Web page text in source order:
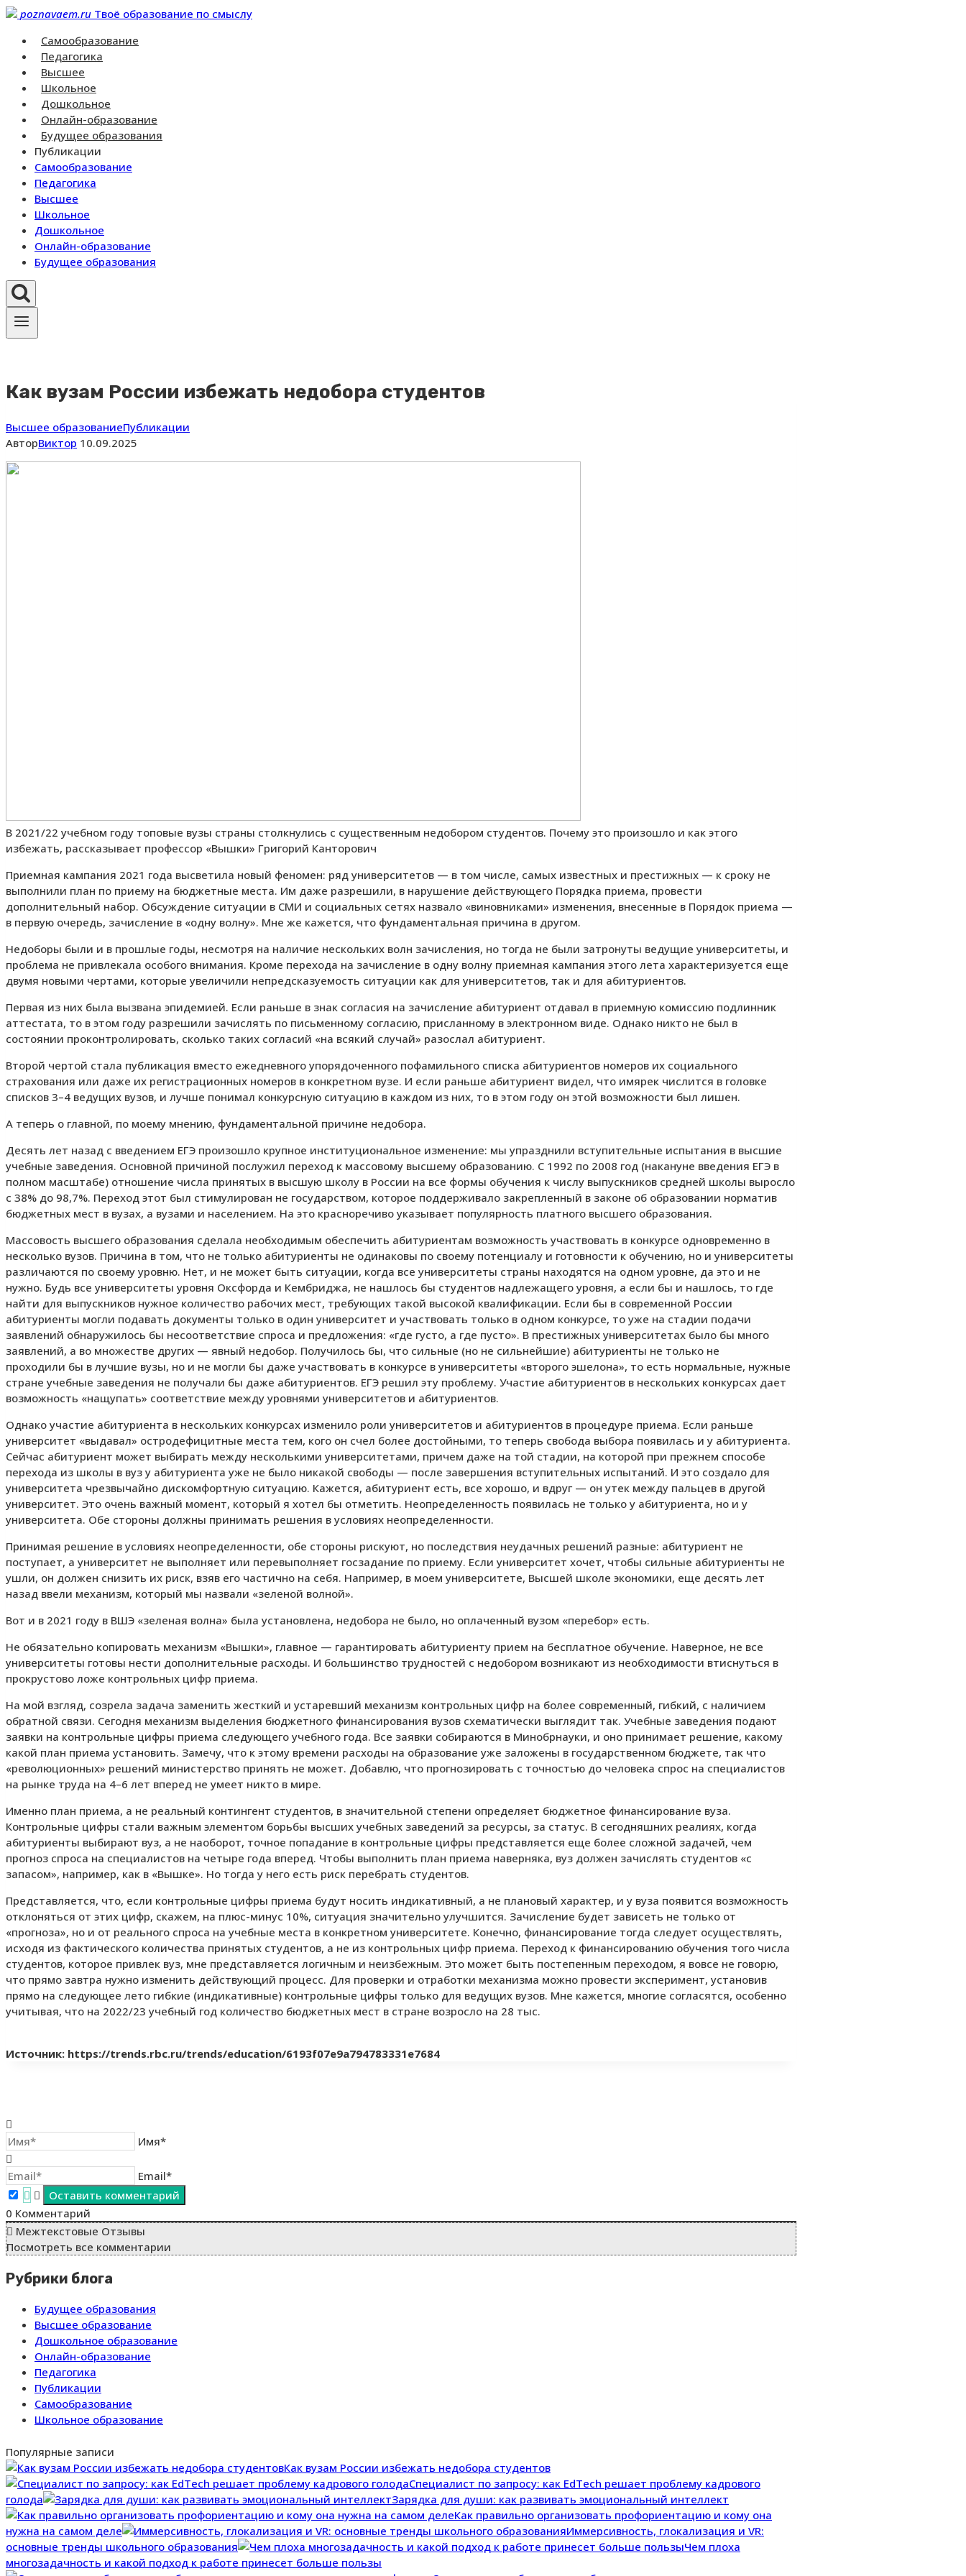
Перейти
контенту
poznavaem.ru Твоё образование по смыслу
Самообразование
Педагогика
Высшее
Школьное
Дошкольное
Онлайн-образование
Будущее образования
Публикации
Самообразование
Педагогика
Высшее
Школьное
Дошкольное
Онлайн-образование
Будущее образования
Как вузам России избежать недобора студентов
Высшее образованиеПубликации
АвторВиктор 10.09.2025
В 2021/22 учебном году топовые вузы страны столкнулись с существенным недобором студентов. Почему это произошло и как этого
избежать, рассказывает профессор «Вышки» Григорий Канторович
Приемная кампания 2021 года высветила новый феномен: ряд университетов — в том числе, самых известных и престижных — к сроку не
выполнили план по приему на бюджетные места. Им даже разрешили, в нарушение действующего Порядка приема, провести
дополнительный набор. Обсуждение ситуации в СМИ и социальных сетях назвало «виновниками» изменения, внесенные в Порядок приема —
в первую очередь, зачисление в «одну волну». Мне же кажется, что фундаментальная причина в другом.
Недоборы были и в прошлые годы, несмотря на наличие нескольких волн зачисления, но тогда не были затронуты ведущие университеты, и
проблема не привлекала особого внимания. Кроме перехода на зачисление в одну волну приемная кампания этого лета характеризуется еще
двумя новыми чертами, которые увеличили непредсказуемость ситуации как для университетов, так и для абитуриентов.
Первая из них была вызвана эпидемией. Если раньше в знак согласия на зачисление абитуриент отдавал в приемную комиссию подлинник
аттестата, то в этом году разрешили зачислять по письменному согласию, присланному в электронном виде. Однако никто не был в
состоянии проконтролировать, сколько таких согласий «на всякий случай» разослал абитуриент.
Второй чертой стала публикация вместо ежедневного упорядоченного пофамильного списка абитуриентов номеров их социального
страхования или даже их регистрационных номеров в конкретном вузе. И если раньше абитуриент видел, что имярек числится в головке
списков 3–4 ведущих вузов, и лучше понимал конкурсную ситуацию в каждом из них, то в этом году он этой возможности был лишен.
А теперь о главной, по моему мнению, фундаментальной причине недобора.
Десять лет назад с введением ЕГЭ произошло крупное институциональное изменение: мы упразднили вступительные испытания в высшие
учебные заведения. Основной причиной послужил переход к массовому высшему образованию. С 1992 по 2008 год (накануне введения ЕГЭ в
полном масштабе) отношение числа принятых в высшую школу в России на все формы обучения к числу выпускников средней школы выросло
с 38% до 98,7%. Переход этот был стимулирован не государством, которое поддерживало закрепленный в законе об образовании норматив
бюджетных мест в вузах, а вузами и населением. На это красноречиво указывает популярность платного высшего образования.
Массовость высшего образования сделала необходимым обеспечить абитуриентам возможность участвовать в конкурсе одновременно в
несколько вузов. Причина в том, что не только абитуриенты не одинаковы по своему потенциалу и готовности к обучению, но и университеты
различаются по своему уровню. Нет, и не может быть ситуации, когда все университеты страны находятся на одном уровне, да это и не
нужно. Будь все университеты уровня Оксфорда и Кембриджа, не нашлось бы студентов надлежащего уровня, а если бы и нашлось, то где
найти для выпускников нужное количество рабочих мест, требующих такой высокой квалификации. Если бы в современной России
абитуриенты могли подавать документы только в один университет и участвовать только в одном конкурсе, то уже на стадии подачи
заявлений обнаружилось бы несоответствие спроса и предложения: «где густо, а где пусто». В престижных университетах было бы много
заявлений, а во множестве других — явный недобор. Получилось бы, что сильные (но не сильнейшие) абитуриенты не только не
проходили бы в лучшие вузы, но и не могли бы даже участвовать в конкурсе в университеты «второго эшелона», то есть нормальные, нужные
стране учебные заведения не получали бы даже абитуриентов. ЕГЭ решил эту проблему. Участие абитуриентов в нескольких конкурсах дает
возможность «нащупать» соответствие между уровнями университетов и абитуриентов.
Однако участие абитуриента в нескольких конкурсах изменило роли университетов и абитуриентов в процедуре приема. Если раньше
университет «выдавал» остродефицитные места тем, кого он счел более достойными, то теперь свобода выбора появилась и у абитуриента.
Сейчас абитуриент может выбирать между несколькими университетами, причем даже на той стадии, на которой при прежнем способе
перехода из школы в вуз у абитуриента уже не было никакой свободы — после завершения вступительных испытаний. И это создало для
университета чрезвычайно дискомфортную ситуацию. Кажется, абитуриент есть, все хорошо, и вдруг — он утек между пальцев в другой
университет. Это очень важный момент, который я хотел бы отметить. Неопределенность появилась не только у абитуриента, но и у
университета. Обе стороны должны принимать решения в условиях неопределенности.
Принимая решение в условиях неопределенности, обе стороны рискуют, но последствия неудачных решений разные: абитуриент не
поступает, а университет не выполняет или перевыполняет госзадание по приему. Если университет хочет, чтобы сильные абитуриенты не
ушли, он должен снизить их риск, взяв его частично на себя. Например, в моем университете, Высшей школе экономики, еще десять лет
назад ввели механизм, который мы назвали «зеленой волной».
Вот и в 2021 году в ВШЭ «зеленая волна» была установлена, недобора не было, но оплаченный вузом «перебор» есть.
Не обязательно копировать механизм «Вышки», главное — гарантировать абитуриенту прием на бесплатное обучение. Наверное, не все
университеты готовы нести дополнительные расходы. И большинство трудностей с недобором возникают из необходимости втиснуться в
прокрустово ложе контрольных цифр приема.
На мой взгляд, созрела задача заменить жесткий и устаревший механизм контрольных цифр на более современный, гибкий, с наличием
обратной связи. Сегодня механизм выделения бюджетного финансирования вузов схематически выглядит так. Учебные заведения подают
заявки на контрольные цифры приема следующего учебного года. Все заявки собираются в Минобрнауки, и оно принимает решение, какому
какой план приема установить. Замечу, что к этому времени расходы на образование уже заложены в государственном бюджете, так что
«революционных» решений министерство принять не может. Добавлю, что прогнозировать с точностью до человека спрос на специалистов
на рынке труда на 4–6 лет вперед не умеет никто в мире.
Именно план приема, а не реальный контингент студентов, в значительной степени определяет бюджетное финансирование вуза.
Контрольные цифры стали важным элементом борьбы высших учебных заведений за ресурсы, за статус. В сегодняшних реалиях, когда
абитуриенты выбирают вуз, а не наоборот, точное попадание в контрольные цифры представляется еще более сложной задачей, чем
прогноз спроса на специалистов на четыре года вперед. Чтобы выполнить план приема наверняка, вуз должен зачислять студентов «с
запасом», например, как в «Вышке». Но тогда у него есть риск перебрать студентов.
Представляется, что, если контрольные цифры приема будут носить индикативный, а не плановый характер, и у вуза появится возможность
отклоняться от этих цифр, скажем, на плюс-минус 10%, ситуация значительно улучшится. Зачисление будет зависеть не только от
«прогноза», но и от реального спроса на учебные места в конкретном университете. Конечно, финансирование тогда следует осуществлять,
исходя из фактического количества принятых студентов, а не из контрольных цифр приема. Переход к финансированию обучения того числа
студентов, которое привлек вуз, мне представляется логичным и неизбежным. Это может быть постепенным переходом, я вовсе не говорю,
что прямо завтра нужно изменить действующий процесс. Для проверки и отработки механизма можно провести эксперимент, установив
прямо на следующее лето гибкие (индикативные) контрольные цифры только для ведущих вузов. Мне кажется, многие согласятся, особенно
учитывая, что на 2022/23 учебный год количество бюджетных мест в стране возросло на 28 тыс.
Источник: https://trends.rbc.ru/trends/education/6193f07e9a794783331e7684
Имя*
Email*
0 Комментарий
Межтекстовые Отзывы
Посмотреть все комментарии
Рубрики блога
Будущее образования
Высшее образование
Дошкольное образование
Онлайн-образование
Педагогика
Публикации
Самообразование
Школьное образование
Популярные записи
Как вузам России избежать недобора студентов
Специалист по запросу: как EdTech решает проблему кадрового
голода
Зарядка для души: как развивать эмоциональный интеллект
Как правильно организовать профориентацию и кому она
нужна на самом деле
Иммерсивность, глокализация и VR:
основные тренды школьного образования
Чем плоха
многозадачность и какой подход к работе принесет больше пользы